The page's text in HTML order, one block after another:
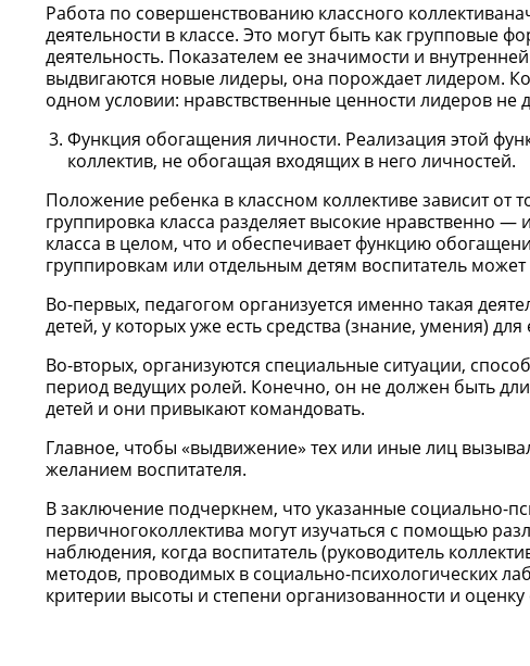
Работа по совершенствованию классного
деятельности в классе. Это могут быть как групповые
деятельность. Показателем ее значимости и
выдвигаются новые лидеры, она порождает лидером.
одном условии: нравствственные ценности лидеров не
Функция обогащения личности. Реализация этой
коллектив, не обогащая входящих в него личностей.
Положение ребенка в классном коллективе зависит от
группировка класса разделяет высокие нравственно
класса в целом, что и обеспечивает функцию
группировкам или отдельным детям воспитатель
Во-первых, педагогом организуется именно такая
детей, у которых уже есть средства (знание, умения)
Во-вторых, организуются специальные ситуации,
период ведущих ролей. Конечно, он не должен быть
детей и они привыкают командовать.
Главное, чтобы «выдвижение» тех или иные лиц
желанием воспитателя.
В заключение подчеркнем, что указанные социально-
первичногоколлектива могут изучаться с помощью
наблюдения, когда воспитатель (руководитель
методов, проводимых в социально-психологических
критерии высоты и степени организованности и